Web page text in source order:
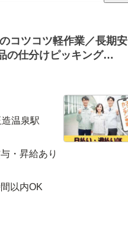
コツコツ軽作業／長期安
の仕分けピッキング
温泉駅
・昇給あり
以内OK